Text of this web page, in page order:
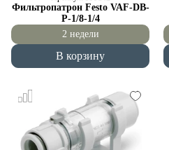
Фильтропатрон Festo VAF-DB-
P-1/8-1/4
2 недели
В корзину